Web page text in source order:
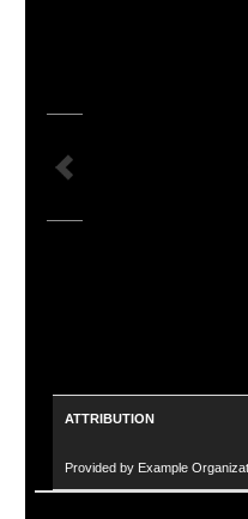
ATTRIBUTION
Provided by Example